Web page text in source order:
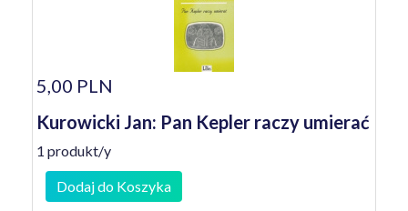
5,00 PLN
Kurowicki Jan: Pan Kepler raczy umierać
1 produkt/y
Dodaj do Koszyka